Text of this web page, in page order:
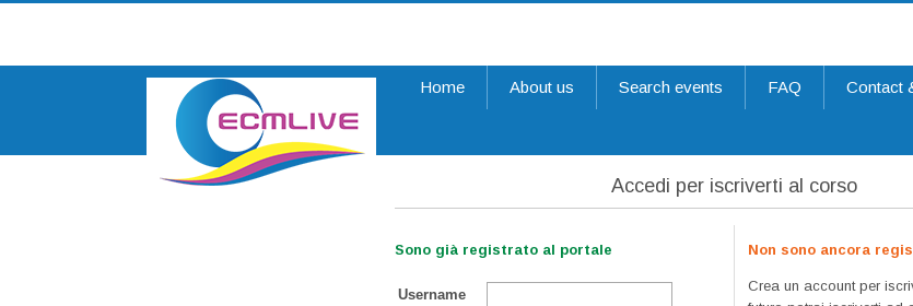
Home About us Search events FAQ Contact
Register
Accedi per iscriverti al corso
Sono già registrato al portale
Username
Non sono ancora
Crea un account per